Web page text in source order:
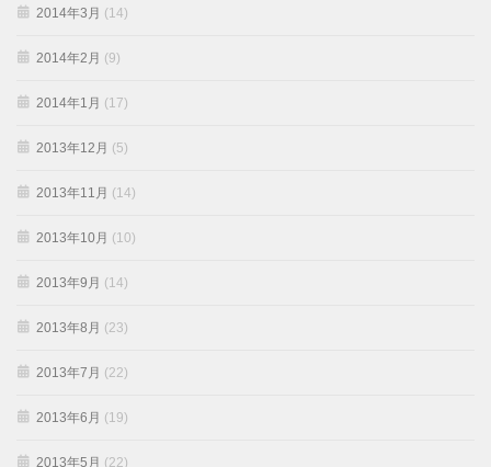
2014年3月 (14)
2014年2月 (9)
2014年1月 (17)
2013年12月 (5)
2013年11月 (14)
2013年10月 (10)
2013年9月 (14)
2013年8月 (23)
2013年7月 (22)
2013年6月 (19)
2013年5月 (22)